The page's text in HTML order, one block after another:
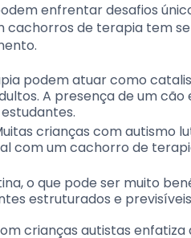
enfrentar desafios
cachorros de terapia tem
podem atuar como
A presença de um cão
crianças com autismo
com um cachorro de
o que pode ser muito
estruturados e
crianças autistas enfatiza